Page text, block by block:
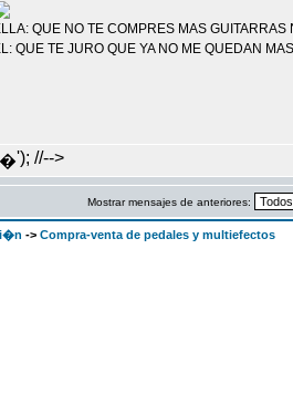
QUE NO TE COMPRES MAS GUITARRAS
QUE TE JURO QUE YA NO ME QUEDAN
�'); //-->
Mostrar mensajes de anteriores:
-> Compra-venta de pedales y multiefectos